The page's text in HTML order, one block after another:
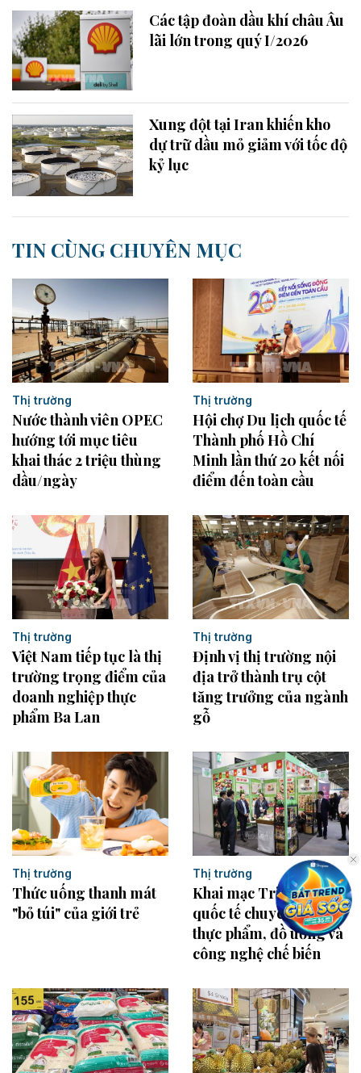
Các tập đoàn dầu khí châu Âu
lãi lớn trong quý I/2026
Xung đột tại Iran khiến kho
dự trữ dầu mỏ giảm với tốc độ
kỷ lục
TIN CÙNG CHUYÊN MỤC
Thị trường
Nước thành viên OPEC
hướng tới mục tiêu
khai thác 2 triệu thùng
dầu/ngày
Thị trường
Hội chợ Du lịch quốc tế
Thành phố Hồ Chí
Minh lần thứ 20 kết nối
điểm đến toàn cầu
Thị trường
Việt Nam tiếp tục là thị
trường trọng điểm của
doanh nghiệp thực
phẩm Ba Lan
Thị trường
Định vị thị trường nội
địa trở thành trụ cột
tăng trưởng của ngành
gỗ
Thị trường
Thức uống thanh mát
"bỏ túi" của giới trẻ
Thị trường
Khai mạc Triển lãm
quốc tế chuyên ngành
thực phẩm, đồ uống và
công nghệ chế biến